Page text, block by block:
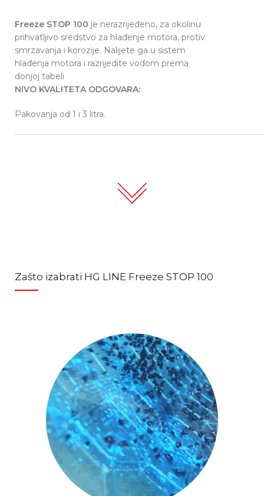
Freeze STOP 100 je nerazrijeđeno, za okolinu
prihvatljivo sredstvo za hlađenje motora, protiv
smrzavanja i korozije. Nalijete ga u sistem
hlađenja motora i razrijedite vodom prema
donjoj tabeli
NIVO KVALITETA ODGOVARA:
Pakovanja od 1 i 3 litra.
Zašto izabrati HG LINE Freeze STOP 100